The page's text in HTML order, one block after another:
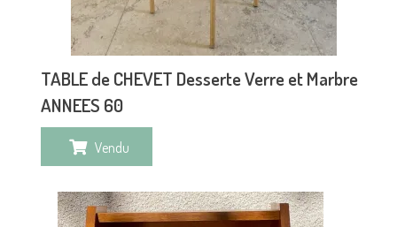
TABLE de CHEVET Desserte Verre et Marbre
ANNEES 60
Vendu